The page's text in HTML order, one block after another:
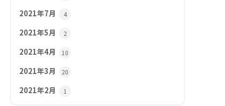
2021年7月 4
2021年5月 2
2021年4月 10
2021年3月 20
2021年2月 1